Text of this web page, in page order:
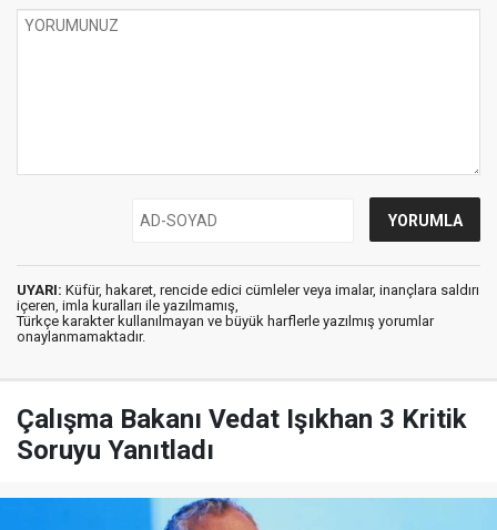
UYARI: Küfür, hakaret, rencide edici cümleler veya imalar, inançlara saldırı
içeren, imla kuralları ile yazılmamış,
Türkçe karakter kullanılmayan ve büyük harflerle yazılmış yorumlar
onaylanmamaktadır.
Çalışma Bakanı Vedat Işıkhan 3 Kritik
Soruyu Yanıtladı